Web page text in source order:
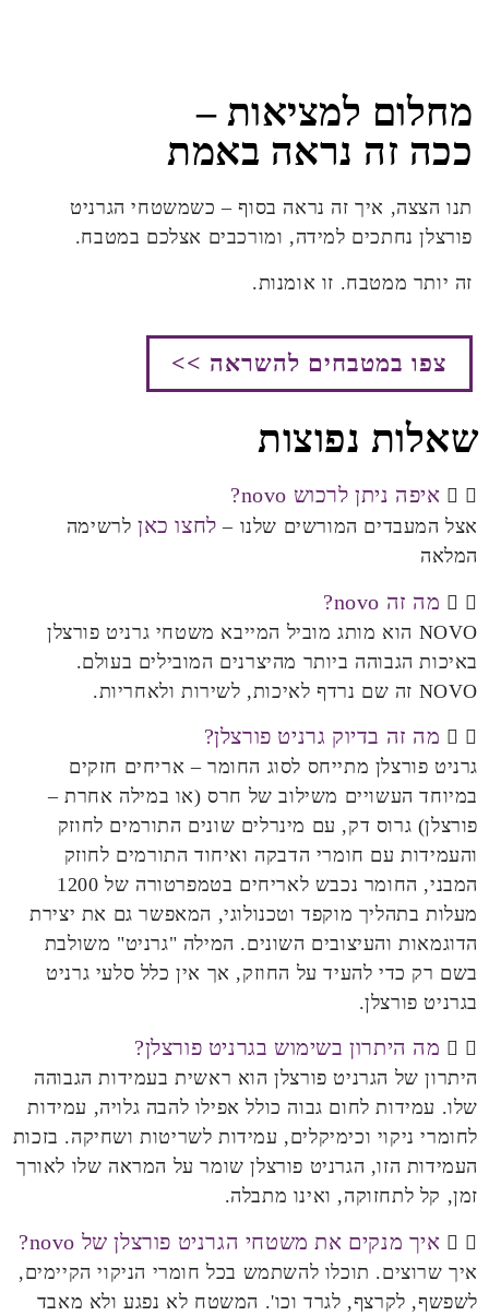
מחלום למציאות –
ככה זה נראה באמת
תנו הצצה, איך זה נראה בסוף – כשמשטחי הגרניט
פורצלן נחתכים למידה, ומורכבים אצלכם במטבח.
זה יותר ממטבח. זו אומנות.
צפו במטבחים להשראה >>
שאלות נפוצות
איפה ניתן לרכוש novo?
אצל המעבדים המורשים שלנו – לחצו כאן לרשימה
המלאה
מה זה novo?
NOVO הוא מותג מוביל המייבא משטחי גרניט פורצלן
באיכות הגבוהה ביותר מהיצרנים המובילים בעולם.
NOVO זה שם נרדף לאיכות, לשירות ולאחריות.
מה זה בדיוק גרניט פורצלן?
גרניט פורצלן מתייחס לסוג החומר – אריחים חזקים
במיוחד העשויים משילוב של חרס (או במילה אחרת –
פורצלן) גרוס דק, עם מינרלים שונים התורמים לחוזק
והעמידות עם חומרי הדבקה ואיחוד התורמים לחוזק
המבני, החומר נכבש לאריחים בטמפרטורה של 1200
מעלות בתהליך מוקפד וטכנולוגי, המאפשר גם את יצירת
הדוגמאות והעיצובים השונים. המילה "גרניט" משולבת
בשם רק כדי להעיד על החוזק, אך אין כלל סלעי גרניט
בגרניט פורצלן.
מה היתרון בשימוש בגרניט פורצלן?
היתרון של הגרניט פורצלן הוא ראשית בעמידות הגבוהה
שלו. עמידות לחום גבוה כולל אפילו להבה גלויה, עמידות
לחומרי ניקוי וכימיקלים, עמידות לשריטות ושחיקה. בזכות
העמידות הזו, הגרניט פורצלן שומר על המראה שלו לאורך
זמן, קל לתחזוקה, ואינו מתבלה.
איך מנקים את משטחי הגרניט פורצלן של novo?
איך שרוצים. תוכלו להשתמש בכל חומרי הניקוי הקיימים,
לשפשף, לקרצף, לגרד וכו'. המשטח לא נפגע ולא מאבד